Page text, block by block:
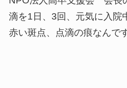
滴を1日、3回、元気に入院
赤い斑点、点滴の痕なんです